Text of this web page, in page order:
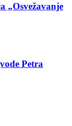
„Osvežavanje
Petra